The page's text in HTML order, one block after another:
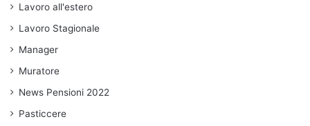
Lavoro all'estero
Lavoro Stagionale
Manager
Muratore
News Pensioni 2022
Pasticcere